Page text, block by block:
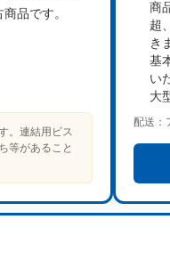
品です。
。連結用ビス
等があること
商
超
き
基
い
大
配送：